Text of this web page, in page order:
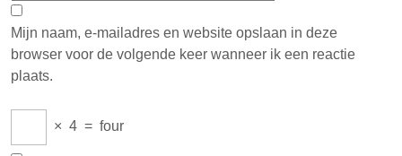
Mijn naam, e-mailadres en website opslaan in deze
browser voor de volgende keer wanneer ik een reactie
plaats.
× 4 = four